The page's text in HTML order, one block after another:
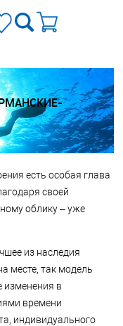
есть особая глава
своей
облику – уже
из наследия
месте, так модель
изменения в
времени
индивидуального